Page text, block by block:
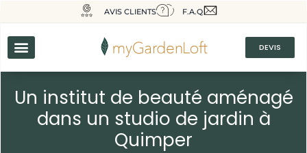
AVIS CLIENTS F.A.Q
DEVIS
Un institut de beauté aménagé
dans un studio de jardin à
Quimper